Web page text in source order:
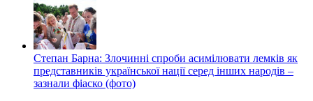
Степан Барна: Злочинні спроби асимілювати лемків як
представників української нації серед інших народів –
зазнали фіаско (фото)